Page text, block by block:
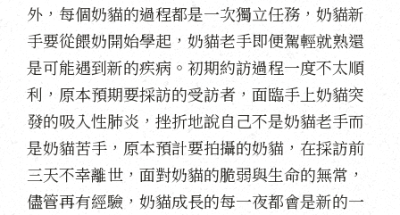
外，每個奶貓的過程都是一次獨立任務，奶貓新
手要從餵奶開始學起，奶貓老手即便駕輕就熟還
是可能遇到新的疾病。初期約訪過程一度不太順
利，原本預期要採訪的受訪者，面臨手上奶貓突
發的吸入性肺炎，挫折地說自己不是奶貓老手而
是奶貓苦手，原本預計要拍攝的奶貓，在採訪前
三天不幸離世，面對奶貓的脆弱與生命的無常，
儘管再有經驗，奶貓成長的每一夜都會是新的一